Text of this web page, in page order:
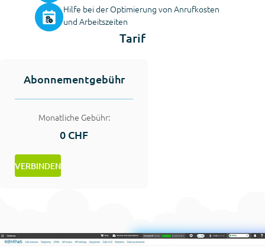
Hilfe bei der Optimierung von Anrufkosten
und Arbeitszeiten
Tarif
Abonnementgebühr
Monatliche Gebühr:
0 CHF
VERBINDEN